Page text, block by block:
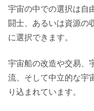
宇宙の中での選択は自
闘士、あるいは資源の
に選択できます。
宇宙船の改造や交易、
流、そして中立的な宇
り込まれています。